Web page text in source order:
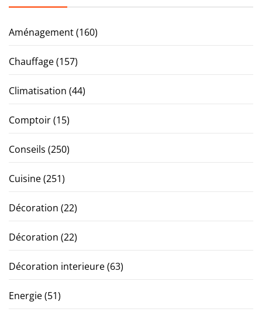
Aménagement(160)
Chauffage(157)
Climatisation (44)
Comptoir(15)
Conseils (250)
Cuisine(251)
Décoration (22)
Décoration (22)
Décoration interieure(63)
Energie(51)